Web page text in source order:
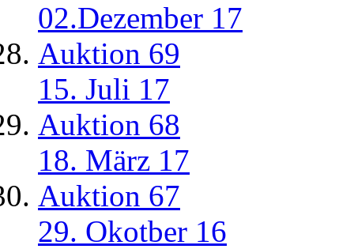
02.Dezember 17
Auktion 69
15. Juli 17
Auktion 68
18. März 17
Auktion 67
29. Okotber 16